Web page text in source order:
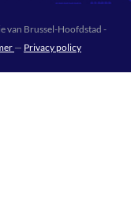
van Brussel-Hoofdstad -
— Privacy policy